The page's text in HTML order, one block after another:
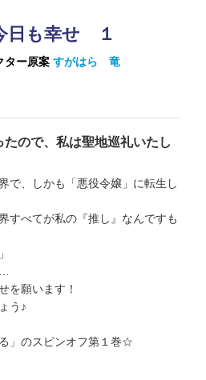
日も幸せ １
ター原案 すがはら 竜
ので、私は聖地巡礼いたし
で、しかも「悪役令嬢」に転生し
すべてが私の『推し』なんですも
を願います！
う♪
」のスピンオフ第１巻☆